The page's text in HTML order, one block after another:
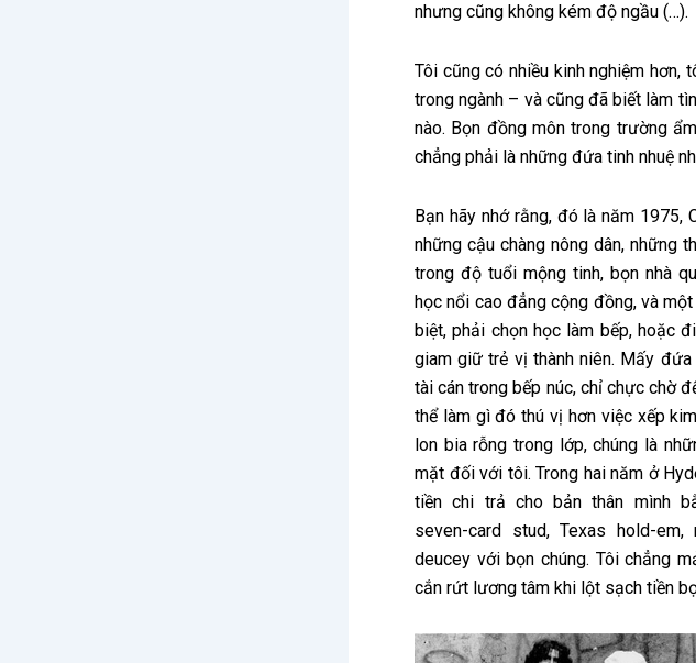
nhưng cũng không kém độ ngầu (…).
Tôi cũng có nhiều kinh nghiệm hơn,
trong ngành – và cũng đã biết làm
nào. Bọn đồng môn trong trường
chẳng phải là những đứa tinh nhuệ
Bạn hãy nhớ rằng, đó là năm 1975,
những cậu chàng nông dân, những
trong độ tuổi mộng tinh, bọn nhà
học nổi cao đẳng cộng đồng, và
biệt, phải chọn học làm bếp, hoặc
giam giữ trẻ vị thành niên. Mấy đứa
tài cán trong bếp núc, chỉ chực chờ
thể làm gì đó thú vị hơn việc xếp
lon bia rỗng trong lớp, chúng là
mặt đối với tôi. Trong hai năm ở
tiền chi trả cho bản thân mình
seven-card stud, Texas hold-
deucey với bọn chúng. Tôi chẳng
cắn rứt lương tâm khi lột sạch tiền